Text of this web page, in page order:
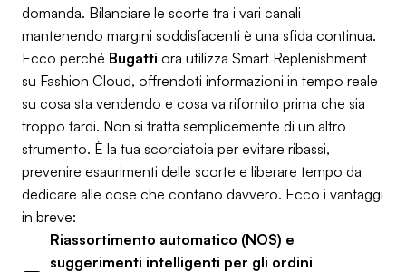
domanda. Bilanciare le scorte tra i vari canali
mantenendo margini soddisfacenti è una sfida continua.
Ecco perché Bugatti ora utilizza Smart Replenishment
su Fashion Cloud, offrendoti informazioni in tempo reale
su cosa sta vendendo e cosa va rifornito prima che sia
troppo tardi. Non si tratta semplicemente di un altro
strumento. È la tua scorciatoia per evitare ribassi,
prevenire esaurimenti delle scorte e liberare tempo da
dedicare alle cose che contano davvero. Ecco i vantaggi
in breve:
Riassortimento automatico (NOS) e
suggerimenti intelligenti per gli ordini